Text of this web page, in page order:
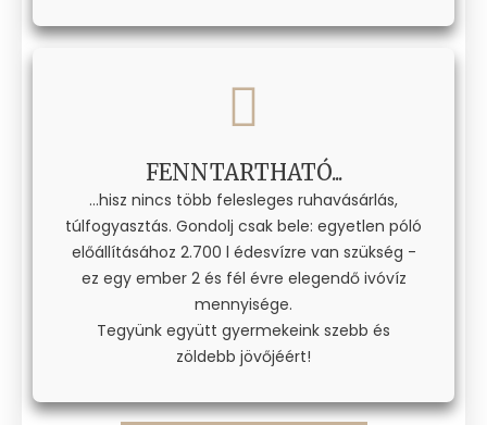
FENNTARTHATÓ...
...hisz nincs több felesleges ruhavásárlás,
túlfogyasztás. Gondolj csak bele: egyetlen póló
előállításához 2.700 l édesvízre van szükség -
ez egy ember 2 és fél évre elegendő ivóvíz
mennyisége.
Tegyünk együtt gyermekeink szebb és
zöldebb jövőjéért!